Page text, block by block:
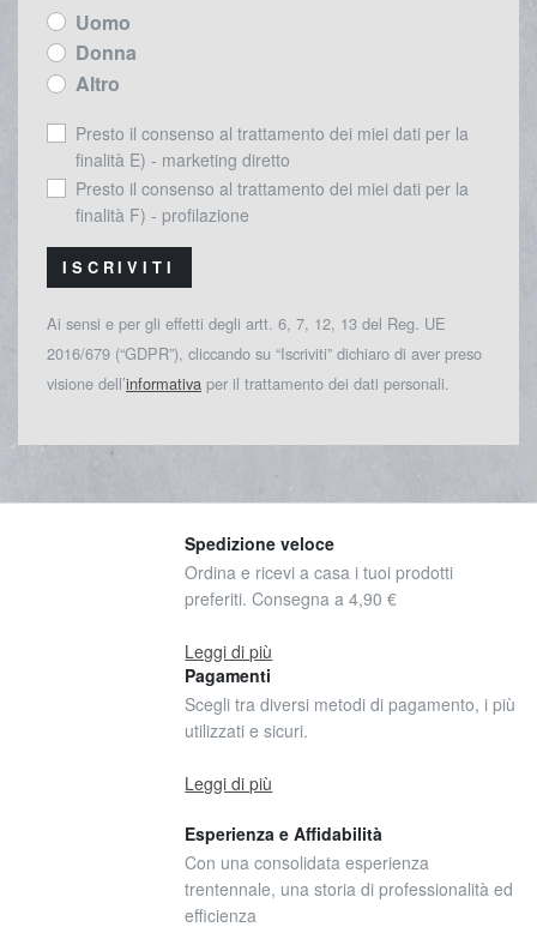
Uomo
Donna
Altro
Presto il consenso al trattamento dei miei dati per la
finalità E) - marketing diretto
Presto il consenso al trattamento dei miei dati per la
finalità F) - profilazione
ISCRIVITI
Ai sensi e per gli effetti degli artt. 6, 7, 12, 13 del Reg. UE
2016/679 (“GDPR”), cliccando su “Iscriviti” dichiaro di aver preso
visione dell’informativa per il trattamento dei dati personali.
Spedizione veloce
Ordina e ricevi a casa i tuoi prodotti
preferiti. Consegna a 4,90 €
Leggi di più
Pagamenti
Scegli tra diversi metodi di pagamento, i più
utilizzati e sicuri.
Leggi di più
Esperienza e Affidabilità
Con una consolidata esperienza
trentennale, una storia di professionalità ed
efficienza